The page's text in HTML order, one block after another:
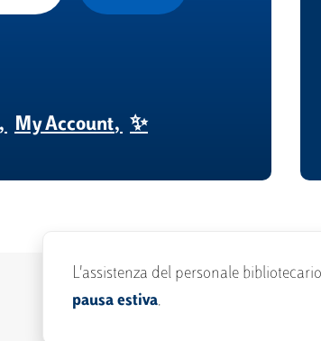
My Account ✨
L'assistenza del personale
pausa estiva.